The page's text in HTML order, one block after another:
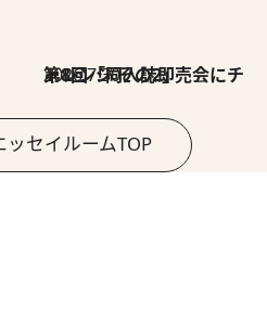
2026.7.30
第8回「同人誌即売会にチャレンジ その2」
ッセイルームTOP